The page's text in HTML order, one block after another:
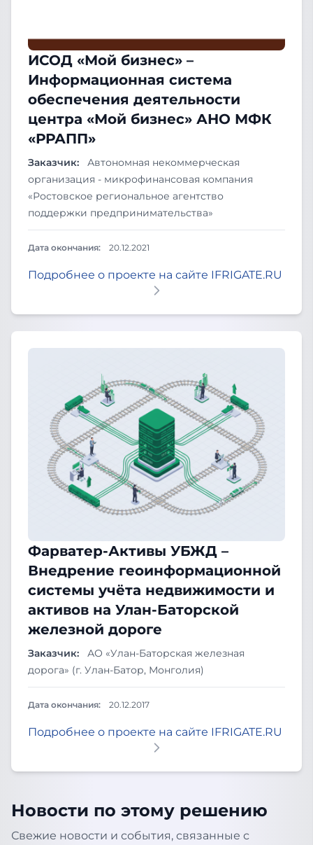
ИСОД «Мой бизнес» –
Информационная система
обеспечения деятельности
центра «Мой бизнес» АНО МФК
«РРАПП»
Заказчик:
Автономная некоммерческая
организация - микрофинансовая компания
«Ростовское региональное агентство
поддержки предпринимательства»
Дата окончания: 20.12.2021
Подробнее о проекте на сайте IFRIGATE.RU
Фарватер-Активы УБЖД –
Внедрение геоинформационной
системы учёта недвижимости и
активов на Улан-Баторской
железной дороге
Заказчик:
АО «Улан-Баторская железная
дорога» (г. Улан-Батор, Монголия)
Дата окончания: 20.12.2017
Подробнее о проекте на сайте IFRIGATE.RU
Новости по этому решению
Свежие новости и события, связанные с